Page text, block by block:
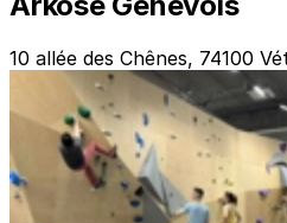
10 allée des Chênes, 74100